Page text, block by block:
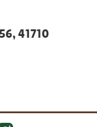
41710